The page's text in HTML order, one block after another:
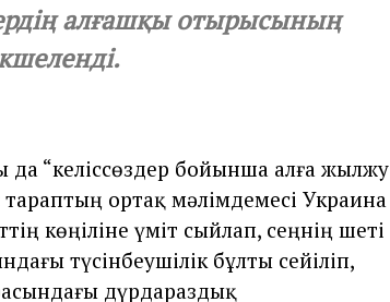
алғашқы отырысының
да “келіссөздер бойынша алға жылжу
тараптың ортақ мәлімдемесі Украина
көңіліне үміт сыйлап, сеңнің шеті
түсінбеушілік бұлты сейіліп,
дүрдараздық